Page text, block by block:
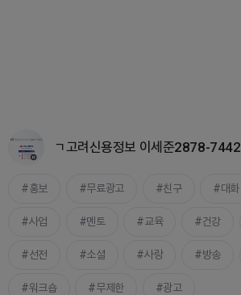
ㄱ고려신용정보 이세준2878-7442
홍보 무료광고 친구 대화
사업 멘토 교육 건강
선전 소셜 사랑 방송
워크숍 무제한 광고